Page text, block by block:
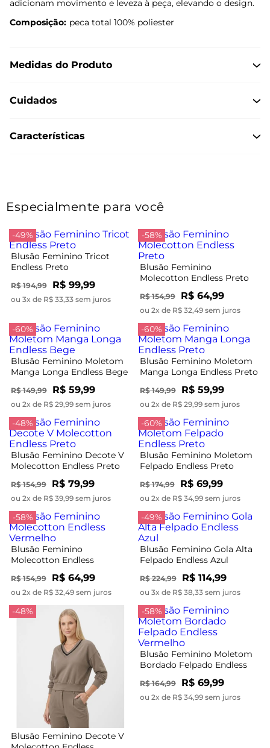
adicionam movimento e leveza à peça, elevando o design.
Composição: peca total 100% poliester
Medidas do Produto
Cuidados
Características
Especialmente para você
-49%
Blusão Feminino Tricot
Endless Preto
R$ 194,99 R$ 99,99
ou 3x de R$ 33,33 sem juros
-58%
Blusão Feminino
Molecotton Endless Preto
R$ 154,99 R$ 64,99
ou 2x de R$ 32,49 sem juros
-60%
Blusão Feminino Moletom
Manga Longa Endless Bege
R$ 149,99 R$ 59,99
ou 2x de R$ 29,99 sem juros
-60%
Blusão Feminino Moletom
Manga Longa Endless Preto
R$ 149,99 R$ 59,99
ou 2x de R$ 29,99 sem juros
-48%
Blusão Feminino Decote V
Molecotton Endless Preto
R$ 154,99 R$ 79,99
ou 2x de R$ 39,99 sem juros
-60%
Blusão Feminino Moletom
Felpado Endless Preto
R$ 174,99 R$ 69,99
ou 2x de R$ 34,99 sem juros
-58%
Blusão Feminino
Molecotton Endless
R$ 154,99 R$ 64,99
ou 2x de R$ 32,49 sem juros
-49%
Blusão Feminino Gola Alta
Felpado Endless Azul
R$ 224,99 R$ 114,99
ou 3x de R$ 38,33 sem juros
-48%
Blusão Feminino Decote V
-58%
Blusão Feminino Moletom
Bordado Felpado Endless
R$ 164,99 R$ 69,99
ou 2x de R$ 34,99 sem juros